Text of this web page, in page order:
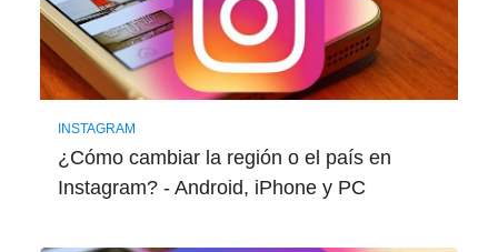
INSTAGRAM
¿Cómo cambiar la región o el país en
Instagram? - Android, iPhone y PC